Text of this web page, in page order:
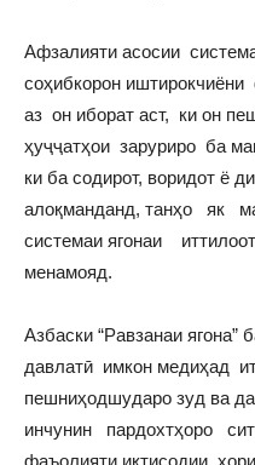
Афзалияти асосии
соҳибкорон
аз он иборат аст, ки он
ҳуҷҷатҳои заруриро ба
ки ба содирот, воридот ё
алоқманданд, танҳо як
системаи ягонаи
менамояд.
Азбаски “Равзанаи ягона”
давлатӣ имкон медиҳад
пешниҳодшударо зуд ва
инчунин пардохтҳоро
фаъолияти иқтисодии